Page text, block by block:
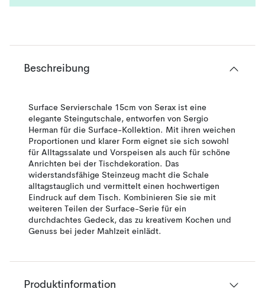
Beschreibung
Surface Servierschale 15cm von Serax ist eine
elegante Steingutschale, entworfen von Sergio
Herman für die Surface-Kollektion. Mit ihren weichen
Proportionen und klarer Form eignet sie sich sowohl
für Alltagssalate und Vorspeisen als auch für schöne
Anrichten bei der Tischdekoration. Das
widerstandsfähige Steinzeug macht die Schale
alltagstauglich und vermittelt einen hochwertigen
Eindruck auf dem Tisch. Kombinieren Sie sie mit
weiteren Teilen der Surface-Serie für ein
durchdachtes Gedeck, das zu kreativem Kochen und
Genuss bei jeder Mahlzeit einlädt.
Produktinformation